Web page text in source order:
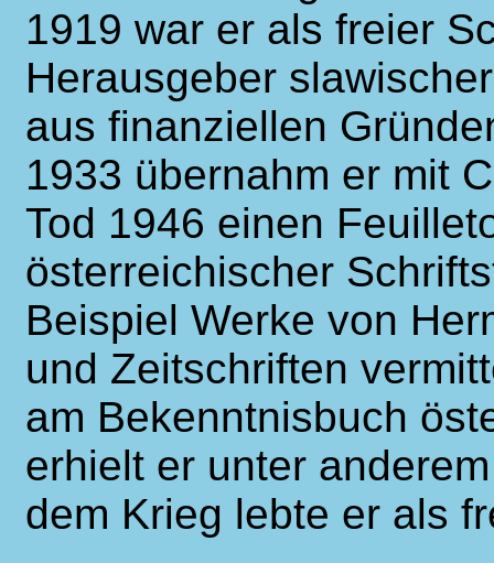
1919 war er als freier
Herausgeber
aus finanziellen
1933 übernahm er mit
Tod 1946 einen
österreichischer
Beispiel Werke von
und Zeitschriften
am Bekenntnisbuch
erhielt er unter
dem Krieg lebte er als